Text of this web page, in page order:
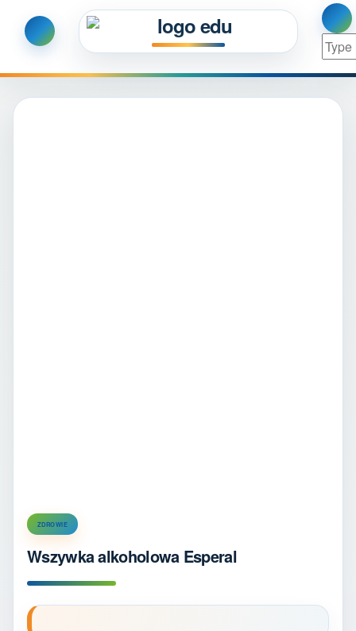
ZDROWIE
Wszywka alkoholowa Esperal